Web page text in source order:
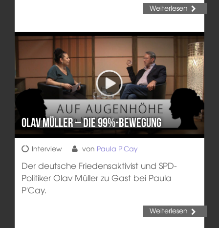
Weiterlesen
Olav Müller – Die 99%-Bewegung
Interview von Paula P'Cay
Der deutsche Friedensaktivist und SPD-
Politiker Olav Müller zu Gast bei Paula
P'Cay.
Weiterlesen